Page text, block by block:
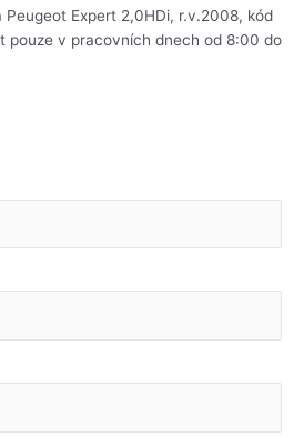
Peugeot Expert 2,0HDi, r.v.2008, kód
pouze v pracovních dnech od 8:00 do